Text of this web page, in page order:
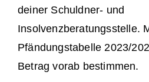
deiner Schuldner- und
Insolvenzberatungsstelle.
Pfändungstabelle 2023/
Betrag vorab bestimmen.